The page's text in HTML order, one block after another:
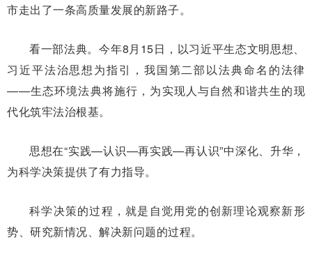
市走出了一条高质量发展的新路子。
看一部法典。今年8月15日，以习近平生态文明思想、
习近平法治思想为指引，我国第二部以法典命名的法律
——生态环境法典将施行，为实现人与自然和谐共生的现
代化筑牢法治根基。
思想在“实践—认识—再实践—再认识”中深化、升华，
为科学决策提供了有力指导。
科学决策的过程，就是自觉用党的创新理论观察新形
势、研究新情况、解决新问题的过程。